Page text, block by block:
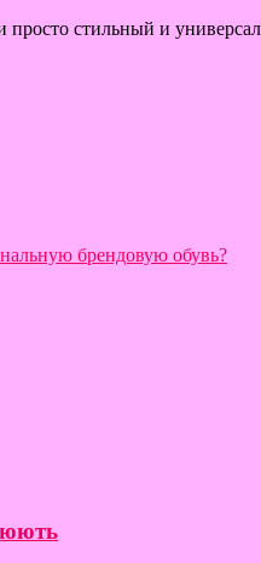
стильный и
брендовую обувь?